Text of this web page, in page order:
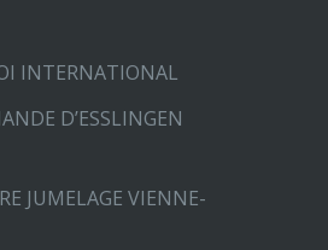
INTERNATIONAL
D’ESSLINGEN
JUMELAGE VIENNE-